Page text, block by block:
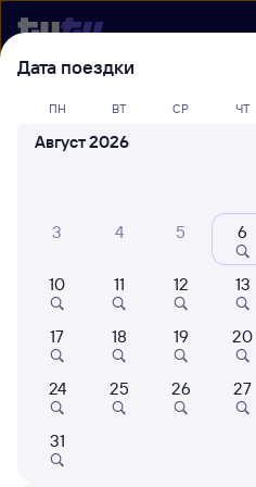
Выберите день,
билеты Иркутск
Откуда
Куда
Когда
Кто едет
Дата поездки
ПН ВТ СР ЧТ
Август 2026
3 4 5 6
10 11 12 13
17 18 19 20
24 25 26 27
31